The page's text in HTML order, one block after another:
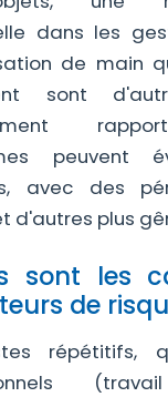
dans les
de main
sont
peuvent
avec des
d'autres plus
sont les
de
répétitifs,